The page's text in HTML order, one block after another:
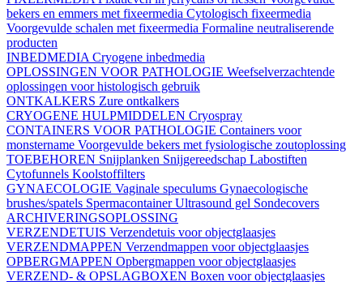
bekers en emmers met fixeermedia Cytologisch fixeermedia
Voorgevulde schalen met fixeermedia Formaline neutraliserende
producten
INBEDMEDIA Cryogene inbedmedia
OPLOSSINGEN VOOR PATHOLOGIE Weefselverzachtende
oplossingen voor histologisch gebruik
ONTKALKERS Zure ontkalkers
CRYOGENE HULPMIDDELEN Cryospray
CONTAINERS VOOR PATHOLOGIE Containers voor
monstername Voorgevulde bekers met fysiologische zoutoplossing
TOEBEHOREN Snijplanken Snijgereedschap Labostiften
Cytofunnels Koolstoffilters
GYNAECOLOGIE Vaginale speculums Gynaecologische
brushes/spatels SpermacontainerUltrasound gel Sondecovers
ARCHIVERINGSOPLOSSING
VERZENDETUIS Verzendetuis voor objectglaasjes
VERZENDMAPPEN Verzendmappen voor objectglaasjes
OPBERGMAPPEN Opbergmappen voor objectglaasjes
VERZEND- & OPSLAGBOXEN Boxen voor objectglaasjes